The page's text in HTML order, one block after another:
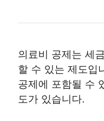
의료비 공제는 세
할 수 있는 제도입
공제에 포함될 수
도가 있습니다.